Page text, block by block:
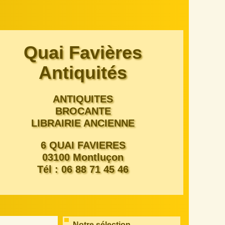
Quai Favières
Antiquités
ANTIQUITES
BROCANTE
LIBRAIRIE ANCIENNE
6 QUAI FAVIERES
03100 Montluçon
Tél : 06 88 71 45 46